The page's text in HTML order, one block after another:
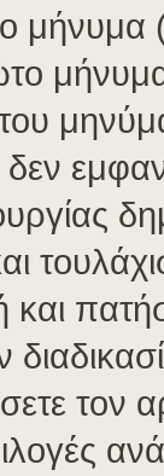
μήνυμα
και
τον